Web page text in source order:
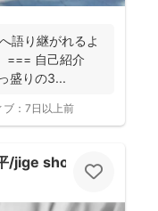
語り継がれるよ
=== 自己紹介
盛りの3...
： 7日以上前
/jige shohe）